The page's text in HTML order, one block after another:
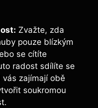
Zvažte, zda
pouze blízkým
se cítíte
radost sdílíte se
vás zajímají obě
soukromou